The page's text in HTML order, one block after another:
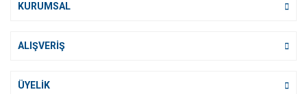
KURUMSAL
ALIŞVERİŞ
ÜYELİK